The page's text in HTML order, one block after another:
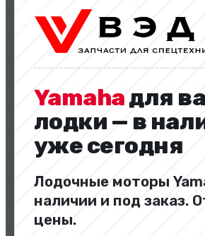
Yamahaдля
лодки — в
уже сегодня
Лодочные моторы
наличии и под заказ.
цены.
Двигатели и комплектующие
Перейти в категорию